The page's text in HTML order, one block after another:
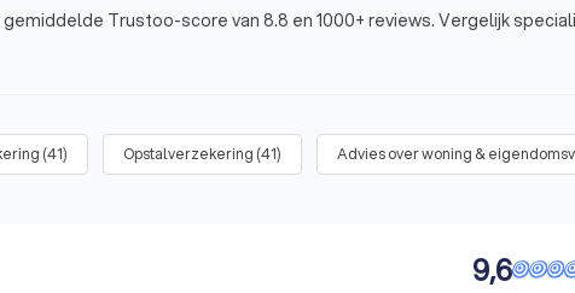
Trustoo-score van 8.8 en 1000+ reviews. Vergelijk
(41) Opstalverzekering (41) Advies over woning &
9,6